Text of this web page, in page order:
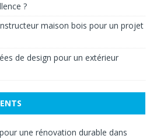
?
maison bois pour un projet
de design pour un extérieur
une rénovation durable dans